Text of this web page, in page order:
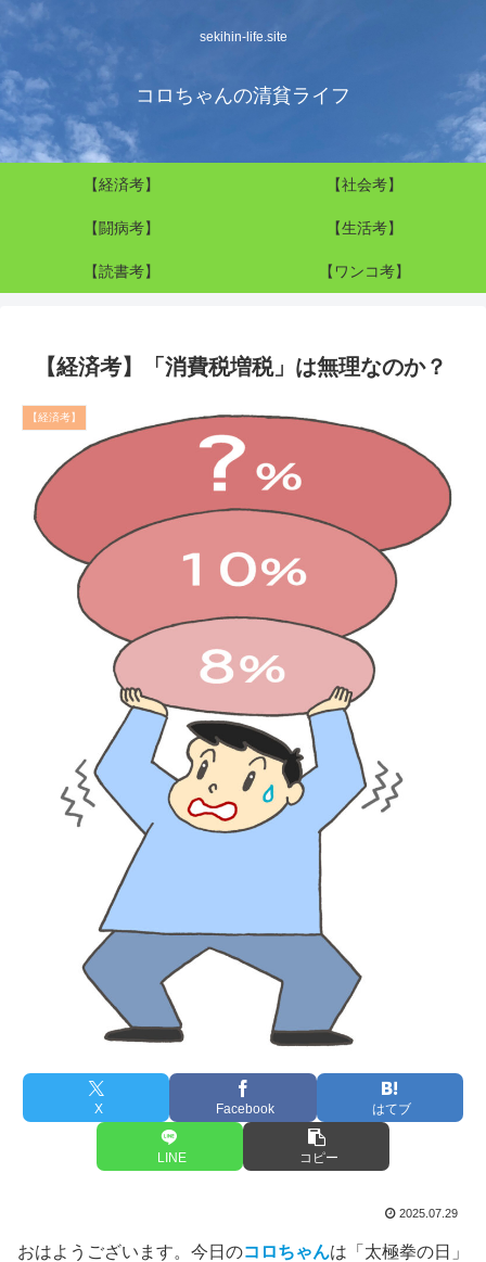
sekihin-life.site
コロちゃんの清貧ライフ
【経済考】 【社会考】
【闘病考】 【生活考】
【読書考】 【ワンコ考】
【経済考】「消費税増税」は無理なのか？
【経済考】
X Facebook はてブ
LINE コピー
2025.07.29
おはようございます。今日のコロちゃんは「太極拳の日」